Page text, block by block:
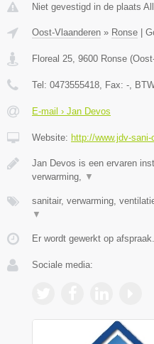
Niet gevestigd in de plaats
Oost-Vlaanderen » Ronse
Floreal 25 9600 Ronse (
Tel: 0473555418 , Fax: - ,
E-mail › Jan Devos
Website: http://www.jdv-sani-
Jan Devos is een ervaren
verwarming,
▼
sanitair, verwarming,
▼
Er wordt gewerkt op afspraak.
Sociale media: